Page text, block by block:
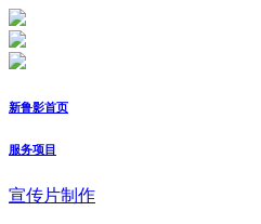
新鲁影首页
服务项目
宣传片制作